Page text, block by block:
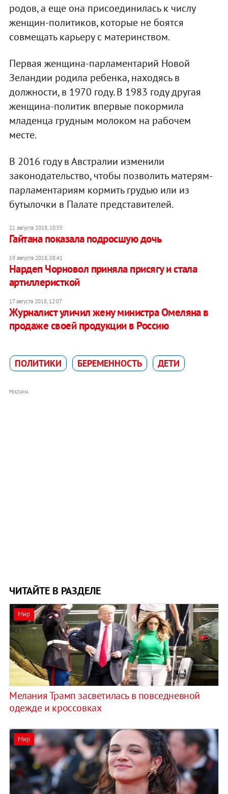
родов, а еще она присоединилась к числу
женщин-политиков, которые не боятся
совмещать карьеру с материнством.
Первая женщина-парламентарий Новой
Зеландии родила ребенка, находясь в
должности, в 1970 году. В 1983 году другая
женщина-политик впервые покормила
младенца грудным молоком на рабочем
месте.
В 2016 году в Австралии изменили
законодательство, чтобы позволить матерям-
парламентариям кормить грудью или из
бутылочки в Палате представителей.
21 августа 2018, 10:55
Гайтана показала подросшую дочь
19 августа 2018, 08:41
Нардеп Чорновол приняла присягу и стала
артиллеристкой
17 августа 2018, 12:07
Журналист уличил жену министра Омеляна в
продаже своей продукции в Россию
ПОЛИТИКИ БЕРЕМЕННОСТЬ ДЕТИ
РЕКЛАМА
ЧИТАЙТЕ В РАЗДЕЛЕ
Мир
Мелания Трамп засветилась в повседневной
одежде и кроссовках
Мир